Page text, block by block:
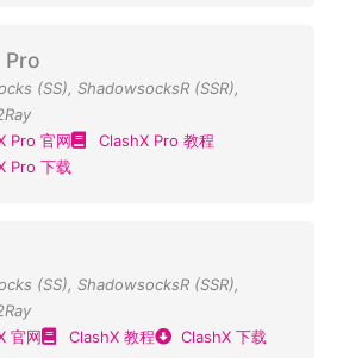
Pro
(SS), ShadowsocksR (SSR),
Pro 官网
ClashX Pro 教程
Pro 下载
(SS), ShadowsocksR (SSR),
官网
ClashX 教程 ClashX 下载